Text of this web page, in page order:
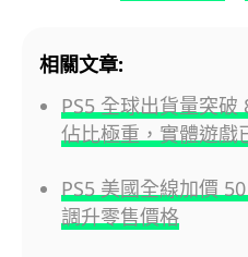
相關文章:
PS5 全球出貨量突
佔比極重，實體遊戲
PS5 美國全線加價
調升零售價格